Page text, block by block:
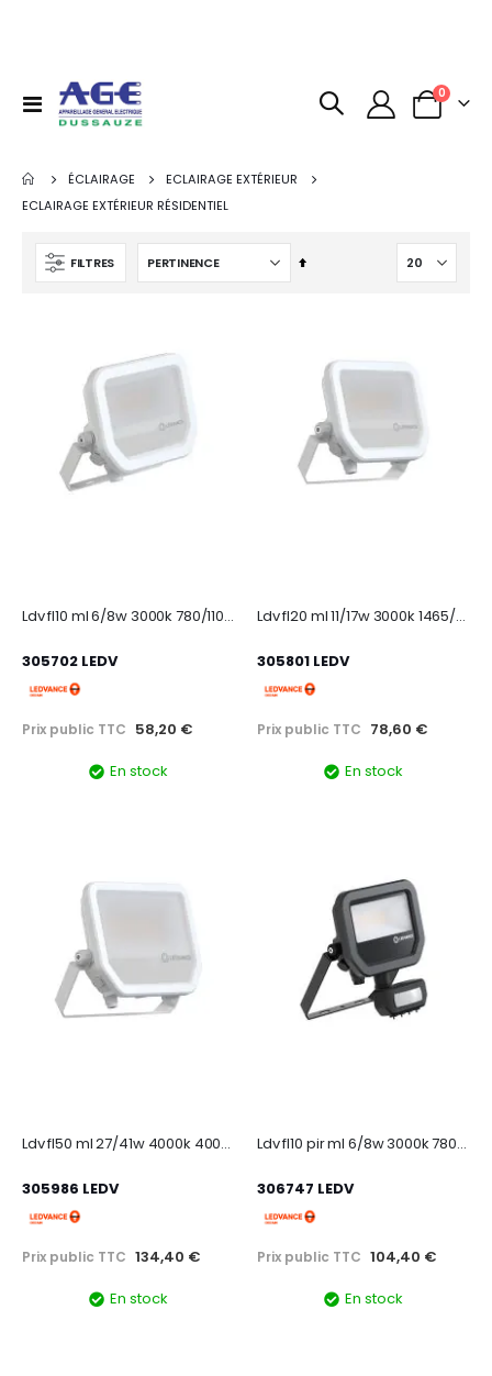
Basculer
Panier
0articles
ÉCLAIRAGE
ECLAIRAGE EXTÉRIEUR
ECLAIRAGE EXTÉRIEUR RÉSIDENTIEL
FILTRES
Par
Ldv fl10 ml 6/8w 3000k 780/1100lm sym 100 ip66 blanc projecteur multi lumen
305702 LEDV
Prix public TTC 58,20 €
En stock
Ldv fl20 ml 11/17w 3000k 1465/2200lm sym 100 ip66 blanc projecteur multi lumen
305801 LEDV
Prix public TTC 78,60 €
En stock
Ldv fl50 ml 27/41w 4000k 4000/6000lm sym 100 ip66 blanc projecteur multi lumen
305986 LEDV
Prix public TTC 134,40 €
En stock
Ldv fl10 pir ml 6/8w 3000k 780/1100lm sym 100 ip66 noir projecteur multi lumen
306747 LEDV
Prix public TTC 104,40 €
En stock